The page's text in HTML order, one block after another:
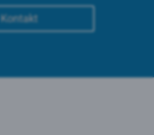
Kontakt